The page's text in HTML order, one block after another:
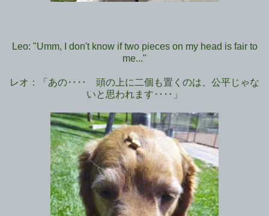
Leo: "Umm, I don't know if two pieces on my head is fair to
me..."
レオ：「あの‥‥ 頭の上に二個も置くのは、公平じゃな
いと思われます‥‥」